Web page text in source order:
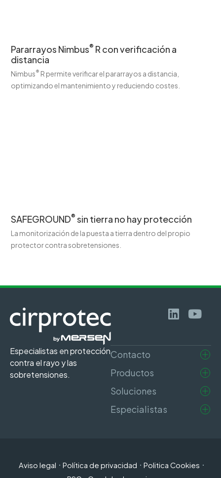
Pararrayos Nimbus® R con verificación a
distancia
Nimbus® R permite verificar el pararrayos a distancia,
optimizando el mantenimiento y reduciendo costes.
SAFEGROUND® sin tierra no hay protección
La monitorización de la puesta a tierra dentro del propio
protector contra sobretensiones.
Especialistas en protección
contra el rayo y las
sobretensiones.
Contacto
Productos
Soluciones
Especialistas
Aviso legal Política de privacidad
Politica Cookies